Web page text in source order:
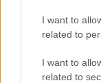
I want to
related to
I want to
related to